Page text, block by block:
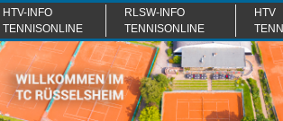
Zum
Inhalt
springen
HTV-INFO
TENNISONLINE
RLSW-INFO
TENNISONLINE
HTV